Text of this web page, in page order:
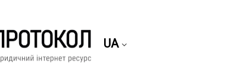
UA